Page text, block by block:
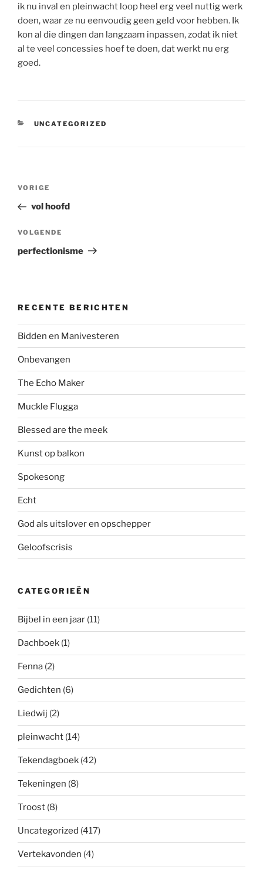
ik nu inval en pleinwacht loop heel erg veel nuttig werk
doen, waar ze nu eenvoudig geen geld voor hebben. Ik
kon al die dingen dan langzaam inpassen, zodat ik niet
al te veel concessies hoef te doen, dat werkt nu erg
goed.
CATEGORIEËN
UNCATEGORIZED
Bericht
Vorig
bericht
VORIGE
vol hoofd
Volgend
bericht
VOLGENDE
perfectionisme
RECENTE BERICHTEN
Bidden en Manivesteren
Onbevangen
The Echo Maker
Muckle Flugga
Blessed are the meek
Kunst op balkon
Spokesong
Echt
God als uitslover en opschepper
Geloofscrisis
CATEGORIEËN
Bijbel in een jaar (11)
Dachboek (1)
Fenna (2)
Gedichten (6)
Liedwij (2)
pleinwacht (14)
Tekendagboek (42)
Tekeningen (8)
Troost (8)
Uncategorized (417)
Vertekavonden (4)